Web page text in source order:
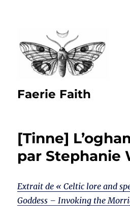
Faerie Faith
[Tinne]
par Stephanie
Extrait de « Celtic lore and
Goddess – Invoking the